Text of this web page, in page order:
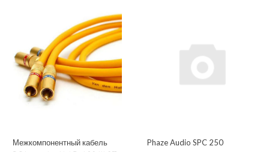
Межкомпонентный кабель
Phaze Audio SPC 250